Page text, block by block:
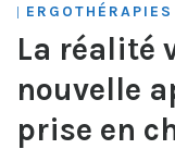
|
La réalité
nouvelle
prise en